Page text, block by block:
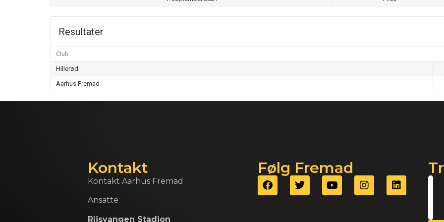
Resultater
Club
Hillerød
Aarhus Fremad
Kontakt
Kontakt Aarhus Fremad
Ansatte
Riisvangen Stadion
Følg Fremad